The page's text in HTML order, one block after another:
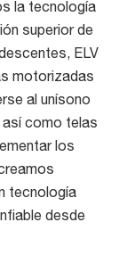
la tecnología
superior de
ELV
motorizadas
al unísono
como telas
los
tecnología
desde